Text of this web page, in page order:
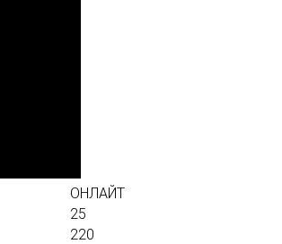
ОНЛАЙТ
25
220